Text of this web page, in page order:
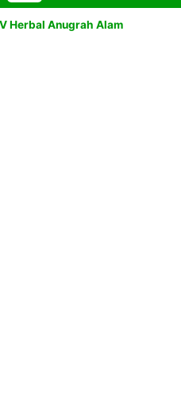
Herbal Anugrah Alam